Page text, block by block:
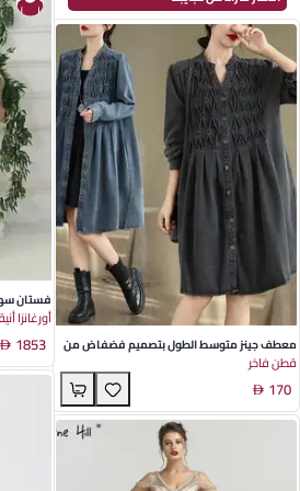
معطف جينز متوسط الطول بتصميم فضفاض من
قطن وبوليستر باللونين الأسود والأزرق مع تطريز
للارتداء غير الرسمي في فصل الخريف
قطن فاخر
170
فستان
تصميم
أورغانزا
1853